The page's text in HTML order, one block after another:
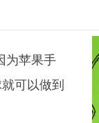
为苹果手
可以做到